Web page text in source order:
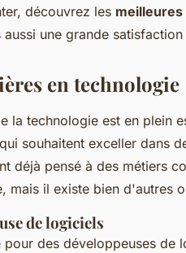
découvrez les meilleures
aussi une grande
en technologie
la technologie est en plein
souhaitent exceller dans
déjà pensé à des métiers
mais il existe bien d'autres
de logiciels
pour des développeuses de